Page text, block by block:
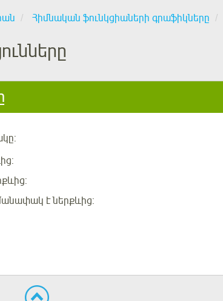
Հիմնական ֆունկցիաների գրաֆիկները
է ներքևից: